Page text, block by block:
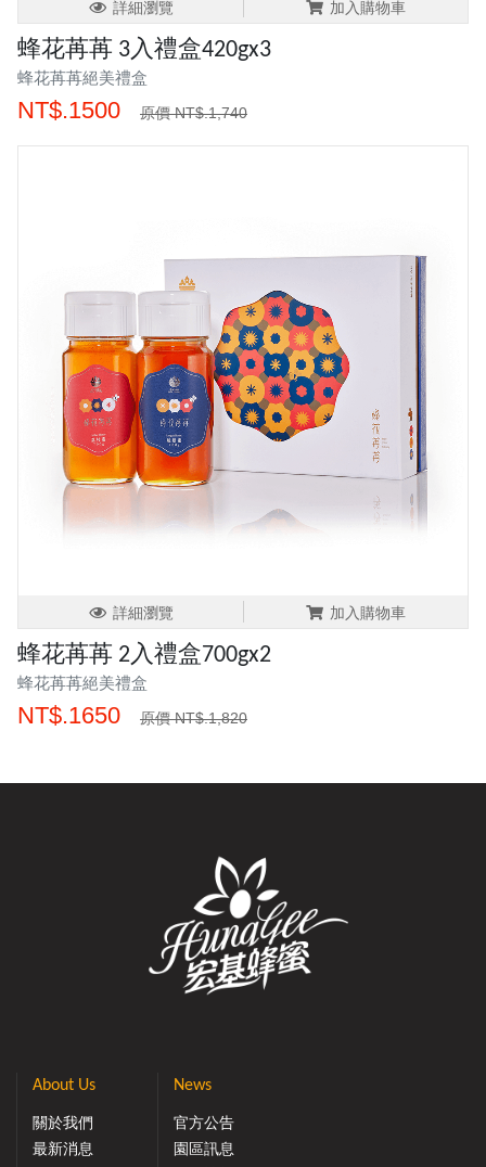
詳細瀏覽 加入購物車
蜂花苒苒 3入禮盒420gx3
蜂花苒苒絕美禮盒
NT$.1500 原價 NT$.1,740
詳細瀏覽 加入購物車
蜂花苒苒 2入禮盒700gx2
蜂花苒苒絕美禮盒
NT$.1650 原價 NT$.1,820
About Us
關於我們
最新消息
News
官方公告
園區訊息